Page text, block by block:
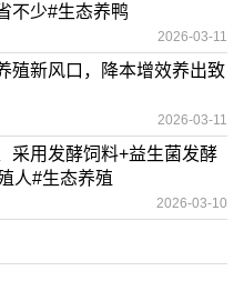
不少#生态养鸭
2026-03-11
殖新风口，降本增效养出致
2026-03-11
采用发酵饲料+益生菌发酵
人#生态养殖
2026-03-10